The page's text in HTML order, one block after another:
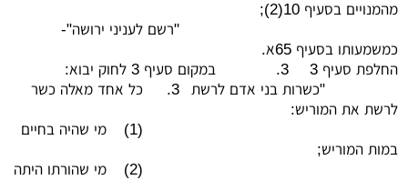
מהמנויים בסעיף 10(2);
"רשם לעניני ירושה"-
כמשמעותו בסעיף 65א.
החלפת סעיף 3
3.
במקום סעיף 3 לחוק יבוא:
"כשרות בני אדם לרשת
3.
כל אחד מאלה כשר
לרשת את המוריש:
(1)
מי שהיה בחיים
במות המוריש;
(2)
מי שהורתו היתה